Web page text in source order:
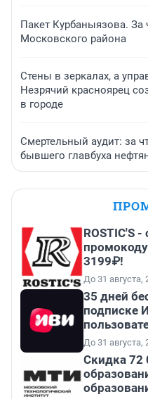
Пакет Курбаныязова.
Московского района
Стены в зеркалах, а
Незрячий красноярец
в городе
Смертельный аудит: за
бывшего главбуха
ROSTIC'S
3199₽!
До 31 августа,
35 дней
подписке
До 31 августа,
Скидка 72